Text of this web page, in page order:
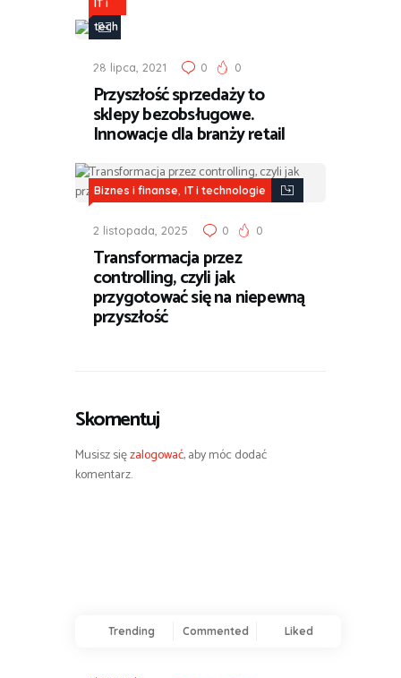
IT i
tech
gie
28 lipca, 2021 0 0
Przyszłość sprzedaży to
sklepy bezobsługowe.
Innowacje dla branży retail
Biznes i finanse IT i technologie
2 listopada, 2025 0 0
Transformacja przez
controlling, czyli jak
przygotować się na niepewną
przyszłość
Skomentuj
Musisz sięzalogować, aby móc dodać
komentarz.
Trending Commented Liked